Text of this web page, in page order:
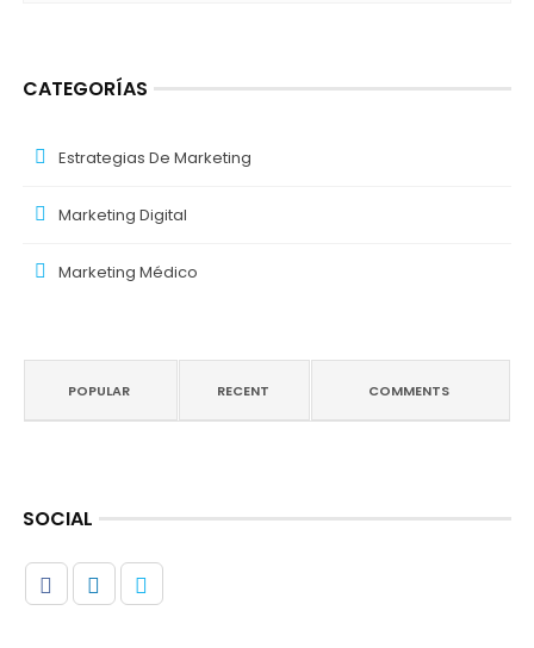
CATEGORÍAS
Estrategias De Marketing
Marketing Digital
Marketing Médico
POPULAR RECENT COMMENTS
SOCIAL